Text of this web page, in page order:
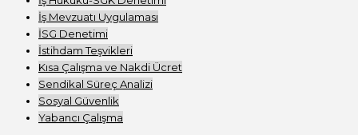
İş Mevzuatı Uygulaması
İSG Denetimi
İstihdam Teşvikleri
Kısa Çalışma ve Nakdi Ücret
Sendikal Süreç Analizi
Sosyal Güvenlik
Yabancı Çalışma